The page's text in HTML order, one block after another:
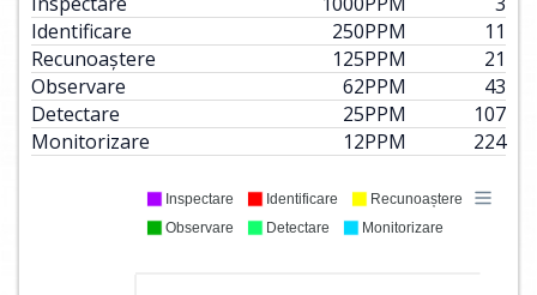
Identificare
250PPM
11
Recunoaștere
125PPM
21
Observare
62PPM
43
Detectare
25PPM
107
Monitorizare
12PPM 224
Inspectare Identificare
Recunoaștere
Observare
Detectare Monitorizare